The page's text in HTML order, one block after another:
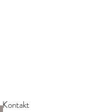
Kontakt